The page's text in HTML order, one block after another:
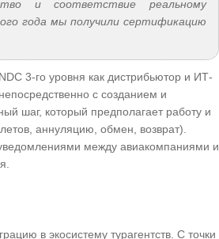
и соответствие реальному
года мы получили сертификацию
3-го уровня как дистрибьютор и ИТ-
с созданием и
шаг, который предполагает работу и
аннуляцию, обмен, возврат).
между авиакомпаниями и
в экосистему турагентств. С точки